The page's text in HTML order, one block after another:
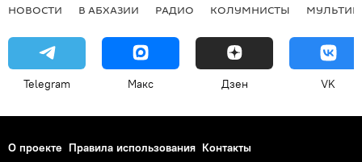
НОВОСТИ В АБХАЗИИ РАДИО КОЛУМНИСТЫ
Telegram Макс Дзен VK
О проекте Правила использования Контакты